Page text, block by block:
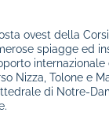
ovest della
spiagge ed
Nizza, Tolone e
di Notre-